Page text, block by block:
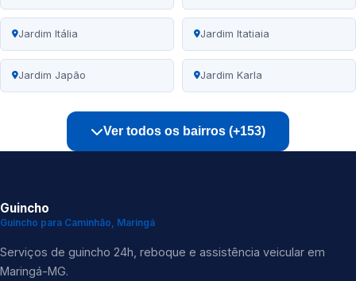
Jardim Itália Jardim Itatiaia
Jardim Japão Jardim Karla
Ver todos os bairros (+153)
Guincho
Guincho para Caminhão, Maringá
Serviços de guincho 24h, reboque e assistência veicular em
Maringá-MG.